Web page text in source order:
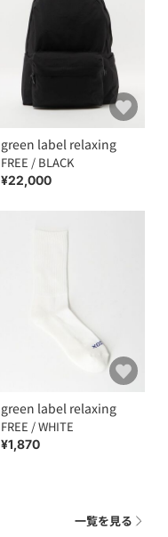
green label relaxing
FREE / BLACK
¥22,000
green label relaxing
FREE / WHITE
¥1,870
一覧を見る